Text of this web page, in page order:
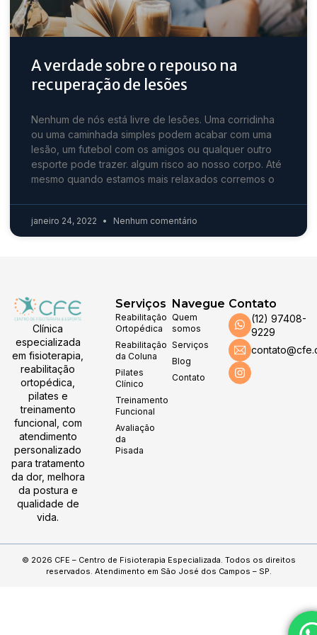
A verdade sobre o repouso na
recuperação de lesões
Nenhum de nós está livre de lesões. Uma corridinha
ou uma caminhada simples podem acabar com uma
lesão, um futebol com os amigos ou qualquer outro
esporte pode trazer. algum risco ao nosso corpo. Até
mesmo quando estamos mais relaxados corremos o
janeiro 24, 2022 Nenhum comentário
Clínica
especializada
em fisioterapia,
reabilitação
ortopédica,
pilates e
treinamento
funcional, com
atendimento
personalizado
para tratamento
da dor, melhora
da postura e
qualidade de
vida.
Serviços
Reabilitação
Ortopédica
Reabilitação
da Coluna
Pilates
Clínico
Treinamento
Funcional
Avaliação
da
Pisada
Navegue
Quem
somos
Serviços
Blog
Contato
Contato
(12) 97408-
9229
© 2026 CFE – Centro de Fisioterapia Especializada. Todos os direitos
reservados. Atendimento em São José dos Campos – SP.